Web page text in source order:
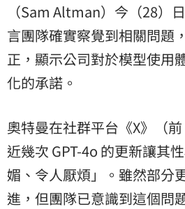
（Sam Altman）今（28）
言團隊確實察覺到相關問題
正，顯示公司對於模型使用
化的承諾。
奧特曼在社群平台《X》（
近幾次 GPT-4o 的更新讓其
媚、令人厭煩」。雖然部分
進，但團隊已意識到這個問